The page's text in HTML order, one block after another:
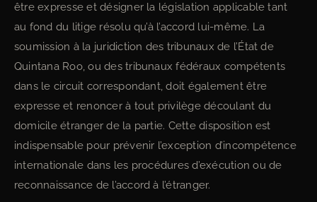
être expresse et désigner la législation applicable tant
au fond du litige résolu qu’à l’accord lui-même. La
soumission à la juridiction des tribunaux de l’État de
Quintana Roo, ou des tribunaux fédéraux compétents
dans le circuit correspondant, doit également être
expresse et renoncer à tout privilège découlant du
domicile étranger de la partie. Cette disposition est
indispensable pour prévenir l’exception d’incompétence
internationale dans les procédures d’exécution ou de
reconnaissance de l’accord à l’étranger.